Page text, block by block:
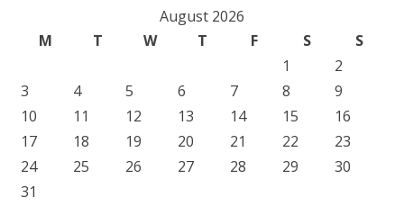
August 2026
M
T W T F S
S
1
2
3
4 5 6 7 8
9
10
11 12 13 14 15
16
17
18 19 20 21 22
23
24
25 26 27 28 29
30
31